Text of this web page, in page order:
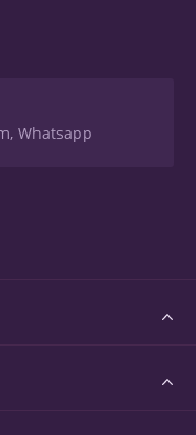
Whatsapp